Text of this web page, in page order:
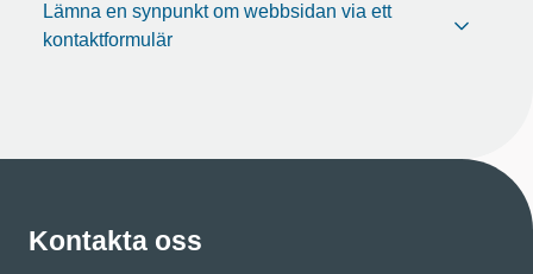
Lämna en synpunkt om webbsidan via ett
kontaktformulär
Kontakta oss